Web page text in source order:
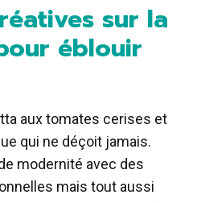
sur la
éblouir
aux tomates cerises et
qui ne déçoit jamais.
modernité avec des
mais tout aussi